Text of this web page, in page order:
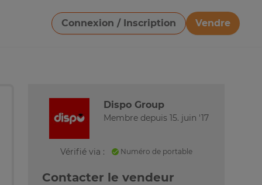
Connexion / Inscription
Vendre
Télécharger une image
Dispo Group
Membre depuis 15. juin '17
Vérifié via : Numéro de portable
Contacter le vendeur